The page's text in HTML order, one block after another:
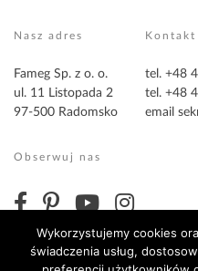
Nasz adres
Fameg Sp. z o. o.
ul. 11 Listopada 2
97-500 Radomsko
Kontakt
tel. +48
tel. +48
email
Obserwuj nas
Wykorzystujemy cookies
świadczenia usług,